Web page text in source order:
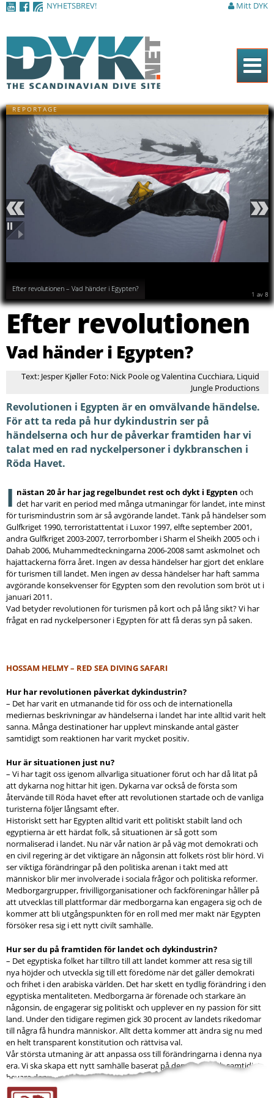
NYHETSBREV! Mitt DYK
Hem
Tidningen
Nyheter
Artiklar
DYK Guiden
Shop
Kontakt
REPORTAGE
Hossam Helmy
Föregående
2 av 8
Efter revolutionen
Vad händer i Egypten?
Text: Jesper Kjøller Foto: Nick Poole og Valentina Cucchiara, Liquid
Jungle Productions
Revolutionen i Egypten är en omvälvande händelse.
För att ta reda på hur dykindustrin ser på
händelserna och hur de påverkar framtiden har vi
talat med en rad nyckelpersoner i dykbranschen i
Röda Havet.
I nästan 20 år har jag regelbundet rest och dykt i Egypten och
det har varit en period med många utmaningar för landet, inte minst
för turismindustrin som är så avgörande landet. Tänk på händelser som
Gulfkriget 1990, terroristattentat i Luxor 1997, elfte september 2001,
andra Gulfkriget 2003-2007, terrorbomber i Sharm el Sheikh 2005 och i
Dahab 2006, Muhammedteckningarna 2006-2008 samt askmolnet och
hajattackerna förra året. Ingen av dessa händelser har gjort det enklare
för turismen till landet. Men ingen av dessa händelser har haft samma
avgörande konsekvenser för Egypten som den revolution som bröt ut i
januari 2011.
Vad betyder revolutionen för turismen på kort och på lång sikt? Vi har
frågat en rad nyckelpersoner i Egypten för att få deras syn på saken.
HOSSAM HELMY – RED SEA DIVING SAFARI
Hur har revolutionen påverkat dykindustrin?
– Det har varit en utmanande tid för oss och de internationella
mediernas beskrivningar av händelserna i landet har inte alltid varit helt
sanna. Många destinationer har upplevt minskande antal gäster
samtidigt som reaktionen har varit mycket positiv.
Hur är situationen just nu?
– Vi har tagit oss igenom allvarliga situationer förut och har då litat på
att dykarna nog hittar hit igen. Dykarna var också de första som
återvände till Röda havet efter att revolutionen startade och de vanliga
turisterna följer långsamt efter.
Historiskt sett har Egypten alltid varit ett politiskt stabilt land och
egyptierna är ett härdat folk, så situationen är så gott som
normaliserad i landet. Nu när vår nation är på väg mot demokrati och
en civil regering är det viktigare än någonsin att folkets röst blir hörd. Vi
ser viktiga förändringar på den politiska arenan i takt med att
människor blir mer involverade i sociala frågor och politiska reformer.
Medborgargrupper, frivilligorganisationer och fackföreningar håller på
att utvecklas till plattformar där medborgarna kan engagera sig och de
kommer att bli utgångspunkten för en roll med mer makt när Egypten
försöker resa sig i ett nytt civilt samhälle.
Hur ser du på framtiden för landet och dykindustrin?
– Det egyptiska folket har tilltro till att landet kommer att resa sig till
nya höjder och utveckla sig till ett föredöme när det gäller demokrati
och frihet i den arabiska världen. Det har skett en tydlig förändring i den
egyptiska mentaliteten. Medborgarna är förenade och starkare än
någonsin, de engagerar sig politiskt och upplever en ny passion för sitt
land. Under den tidigare regimen gick 30 procent av landets rikedomar
till några få hundra människor. Allt detta kommer att ändra sig nu med
en helt transparent konstitution och rättvisa val.
Vår största utmaning är att anpassa oss till förändringarna i denna nya
era. Vi ska skapa ett nytt samhälle baserat på demokrati och samtidigt
bevara den...